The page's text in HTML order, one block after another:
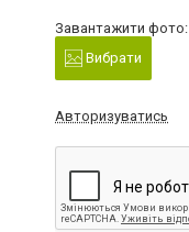
Завантажити фото:
Вибрати
Авторизуватись